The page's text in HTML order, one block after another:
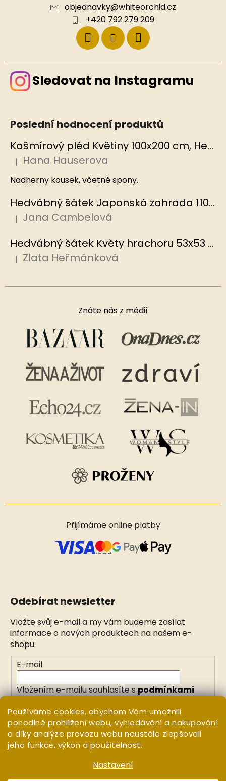
Používáme cookies, abychom Vám umožnili
pohodlné prohlížení webu, vyhledávání a nakupování
a díky analýze provozu webu neustále zlepšovali
jeho funkce, výkon a použitelnost.
Nastavení
objednavky@whiteorchid.cz
+420 792 279 209
Sledovat na Instagramu
Poslední hodnocení produktů
Kašmírový pléd Květiny 100x200 cm, Hedvábný svět
Hodnocení produktu je 5 z 5 hvězdiček.
| Hana Hauserova
Nadherny kousek, včetně spony.
Hedvábný šátek Japonská zahrada 110x110 cm v dárkovém balení, HEDVÁBNÝ SVĚT
Hodnocení produktu je 5 z 5 hvězdiček.
| Jana Cambelová
Hedvábný šátek Květy hrachoru 53x53 cm v dárkovém balení, HEDVÁBNÝ SVĚT
Hodnocení produktu je 5 z 5 hvězdiček.
| Zlata Heřmánková
Znáte nás z médií
Přijímáme online platby
Odebírat newsletter
Vložte svůj e-mail a my vám budeme zasílat
informace o nových produktech na našem e-
shopu.
E-mail
Vložením e-mailu souhlasíte spodmínkami
PŘIHLÁSIT SE
Vytvořil Shoptet